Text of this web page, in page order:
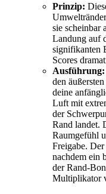
Prinzip:
sie scheinbar
Landung auf
signifikanten
Scores
Ausführung:
den
deine
Luft mit
der
Rand landet.
Raumgefühl
Freigabe. Der
nachdem ein
der Rand-
Multiplikator